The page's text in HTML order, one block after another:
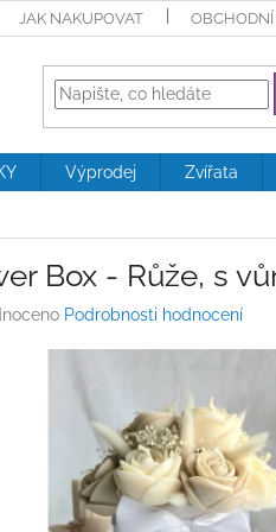
JAK NAKUPOVAT
Výprodej Zvířata
Box - Růže, s
Podrobnosti hodnocení